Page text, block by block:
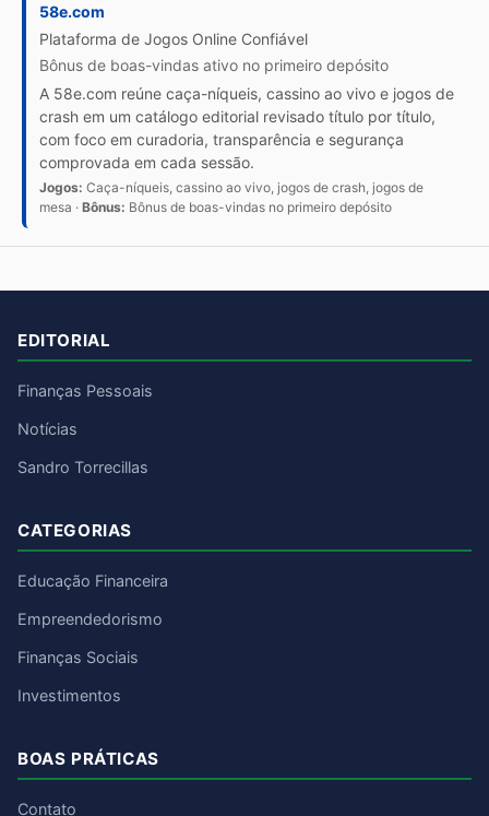
58e.com
Plataforma de Jogos Online Confiável
Bônus de boas-vindas ativo no primeiro depósito
A 58e.com reúne caça-níqueis, cassino ao vivo e jogos de
crash em um catálogo editorial revisado título por título,
com foco em curadoria, transparência e segurança
comprovada em cada sessão.
Jogos: Caça-níqueis, cassino ao vivo, jogos de crash, jogos de
mesa · Bônus: Bônus de boas-vindas no primeiro depósito
EDITORIAL
Finanças Pessoais
Notícias
Sandro Torrecillas
CATEGORIAS
Educação Financeira
Empreendedorismo
Finanças Sociais
Investimentos
BOAS PRÁTICAS
Contato